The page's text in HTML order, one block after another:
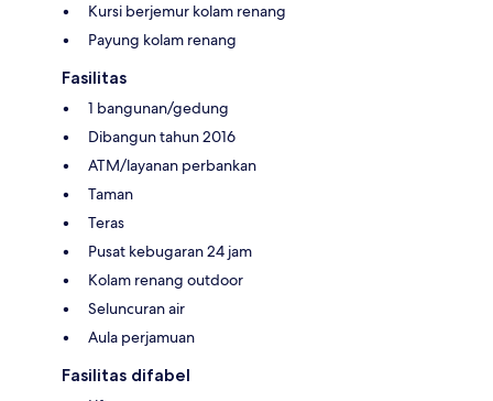
Kursi berjemur kolam renang
Payung kolam renang
Fasilitas
1 bangunan/gedung
Dibangun tahun 2016
ATM/layanan perbankan
Taman
Teras
Pusat kebugaran 24 jam
Kolam renang outdoor
Seluncuran air
Aula perjamuan
Fasilitas difabel